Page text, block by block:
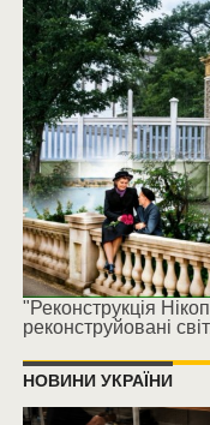
"Реконструкція
реконструйовані
НОВИНИ УКРАЇНИ